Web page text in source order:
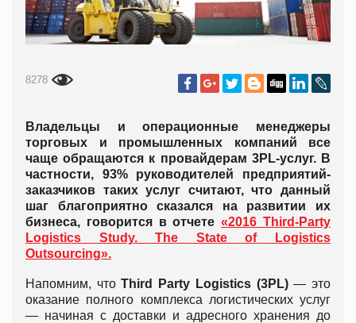
8278
Владельцы и операционные менеджеры
торговых и промышленных компаний все
чаще обращаются к провайдерам 3PL-услуг. В
частности, 93% руководителей предприятий-
заказчиков таких услуг считают, что данный
шаг благоприятно сказался на развитии их
бизнеса, говорится в отчете«2016 Third-Party
Logistics Study. The State of Logistics
Outsourcing».
Напомним, чтоThird Party Logistics (3PL)— это
оказание полного комплекса логистических услуг
— начиная с доставки и адресного хранения до